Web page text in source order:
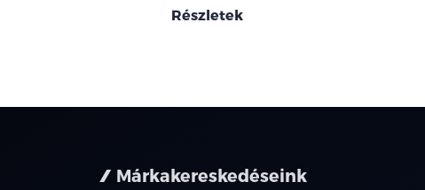
Részletek
Márkakereskedéseink